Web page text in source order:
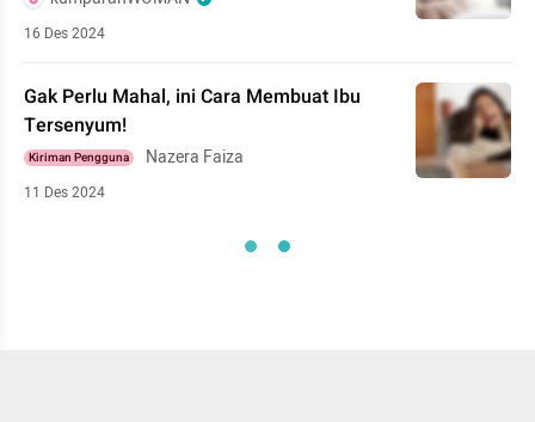
16 Des 2024
Gak Perlu Mahal, ini Cara Membuat Ibu
Tersenyum!
Kiriman Pengguna Nazera Faiza
11 Des 2024